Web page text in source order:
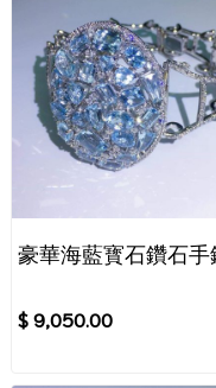
豪華海藍寳石鑽石手
$ 9,050.00